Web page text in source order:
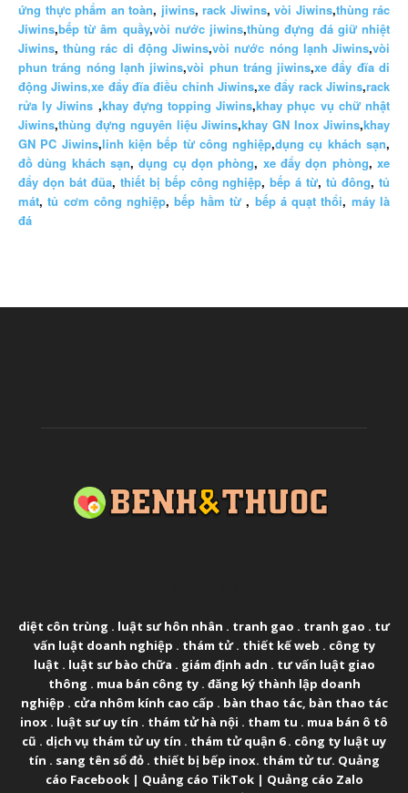
ứng thực phẩm an toàn, jiwins, rack Jiwins, vòi Jiwins,thùng rác
Jiwins,bếp từ âm quầy,vòi nước jiwins,thùng đựng đá giữ nhiệt
Jiwins,thùng rác di động Jiwins,vòi nước nóng lạnh Jiwins,vòi
phun tráng nóng lạnh jiwins,vòi phun tráng jiwins,xe đẩy đĩa di
động Jiwins,xe đẩy đĩa điều chỉnh Jiwins,xe đẩy rack Jiwins,rack
rửa ly Jiwins ,khay đựng topping Jiwins,khay phục vụ chữ nhật
Jiwins,thùng đựng nguyên liệu Jiwins,khay GN Inox Jiwins,khay
GN PC Jiwins,linh kiện bếp từ công nghiệp,dụng cụ khách sạn,
đồ dùng khách sạn,dụng cụ dọn phòng, xe đẩy dọn phòng,xe
đẩy dọn bát đũa, thiết bị bếp công nghiệp,bếp á từ,tủ đông,tủ
mát,tủ cơm công nghiệp,bếp hầm từ , bếp á quạt thổi, máy là
đá
diệt côn trùng . luật sư hôn nhân . tranh gao . tranh gao . tư
vấn luật doanh nghiệp . thám tử. thiết kế web . công ty
luật . luật sư bào chữa . giám định adn . tư vấn luật giao
thông . mua bán công ty. đăng ký thành lập doanh
nghiệp . cửa nhôm kính cao cấp . bàn thao tác, bàn thao tác
inox . luật sư uy tín . thám tử hà nội . tham tu . mua bán ô tô
cũ . dịch vụ thám tử uy tín . thám tử quận 6. công ty luật uy
tín . sang tên sổ đỏ . thiết bị bếp inox. thám tử tư. Quảng
cáo Facebook| Quảng cáo TikTok| Quảng cáo Zalo